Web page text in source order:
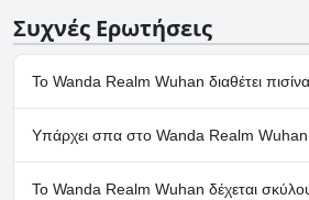
Συχνές Ερωτήσεις
Το Wanda Realm Wuhan διαθέτει
Ναι, το Wanda Realm Wuhan διαθέτει
ανήκουν σε μία ή περισσότερες από τις
Εσωτερική Πισίνα.
Υπάρχει σπα στο Wanda Realm
Ναι, το Wanda Realm Wuhan διαθέτει
Το Wanda Realm Wuhan δέχεται